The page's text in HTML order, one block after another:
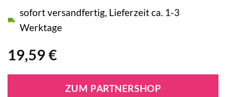
19,59 €
sofort versandfertig, Lieferzeit ca. 1-3
Werktage
ZUM PARTNERSHOP